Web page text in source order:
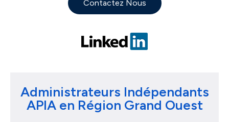
Contactez Nous
Administrateurs Indépendants
APIA en Région Grand Ouest